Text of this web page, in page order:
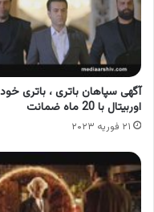
آگهی سپاهان باتری ، باتری
اوربیتال با 20 ماه ضمانت
۲۱ فوریه ۲۰۲۳